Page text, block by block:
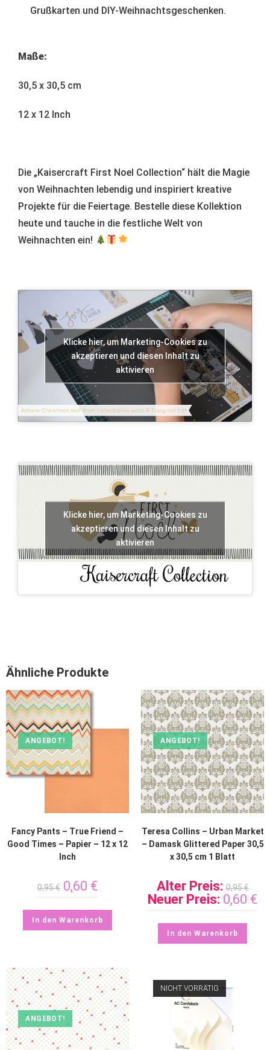
Grußkarten und DIY-Weihnachtsgeschenken.
Maße:
30,5 x 30,5 cm
12 x 12 Inch
Die „Kaisercraft First Noel Collection“ hält die Magie
von Weihnachten lebendig und inspiriert kreative
Projekte für die Feiertage. Bestelle diese Kollektion
heute und tauche in die festliche Welt von
Weihnachten ein!
Klicke hier, um Marketing-Cookies zu
akzeptieren und diesen Inhalt zu
aktivieren
Klicke hier, um Marketing-Cookies zu
akzeptieren und diesen Inhalt zu
aktivieren
Ähnliche Produkte
ANGEBOT!
Fancy Pants – True Friend –
Good Times – Papier – 12 x 12
Inch
0,95€ 0,60 €
In den Warenkorb
ANGEBOT!
Teresa Collins – Urban Market
– Damask Glittered Paper 30,5
x 30,5 cm 1 Blatt
Alter Preis: 0,95€
Neuer Preis: 0,60 €
In den Warenkorb
ANGEBOT!
NICHT VORRÄTIG